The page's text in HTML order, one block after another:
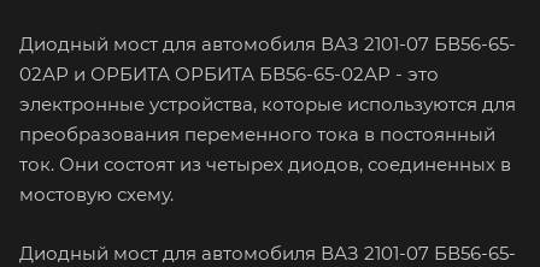
Диодный мост для автомобиля ВАЗ 2101-07 БВ56-65-
02АР и ОРБИТА ОРБИТА БВ56-65-02АР - это
электронные устройства, которые используются для
преобразования переменного тока в постоянный
ток. Они состоят из четырех диодов, соединенных в
мостовую схему.
Диодный мост для автомобиля ВАЗ 2101-07 БВ56-65-